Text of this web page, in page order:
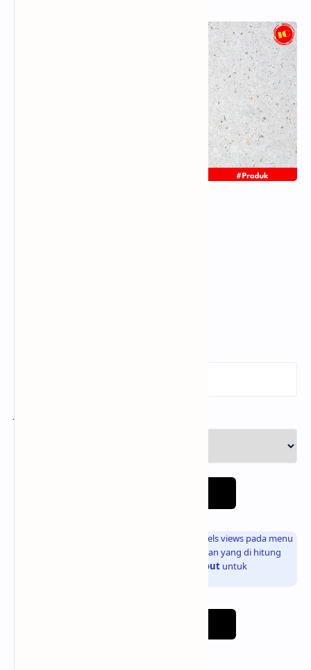
: Silahkan pilih jumlah Facebook Video / Reels views pada menu
di atas untuk memeriksa total harga pembayaran yang di hitung
Checkout untuk